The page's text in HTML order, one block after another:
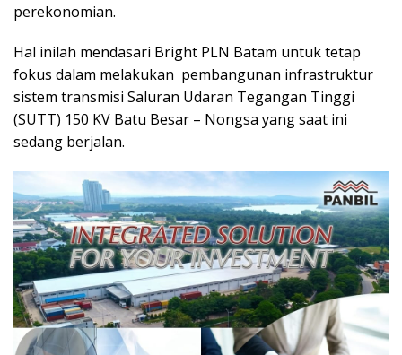
perekonomian.
Hal inilah mendasari Bright PLN Batam untuk tetap
fokus dalam melakukan pembangunan infrastruktur
sistem transmisi Saluran Udaran Tegangan Tinggi
(SUTT) 150 KV Batu Besar – Nongsa yang saat ini
sedang berjalan.